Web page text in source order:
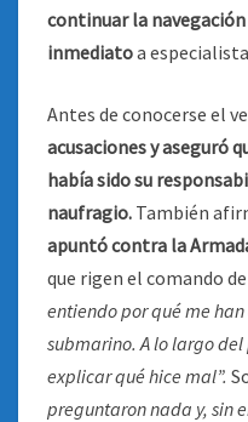
continuar la
inmediatoa
Antes de conocerse el
acusaciones y aseguró
había sido su
naufragio. También
apuntó contra la
que rigen el comando
entiendo por qué me
submarino. A lo largo
explicar qué hice mal”.
preguntaron nada y, sin